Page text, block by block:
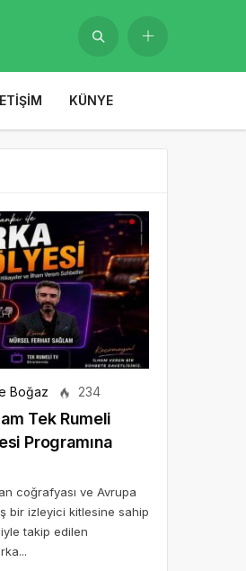
KÜNYE
Boğaz 234
Tek Rumeli
Programına
coğrafyası ve Avrupa
bir izleyici kitlesine sahip
takip edilen